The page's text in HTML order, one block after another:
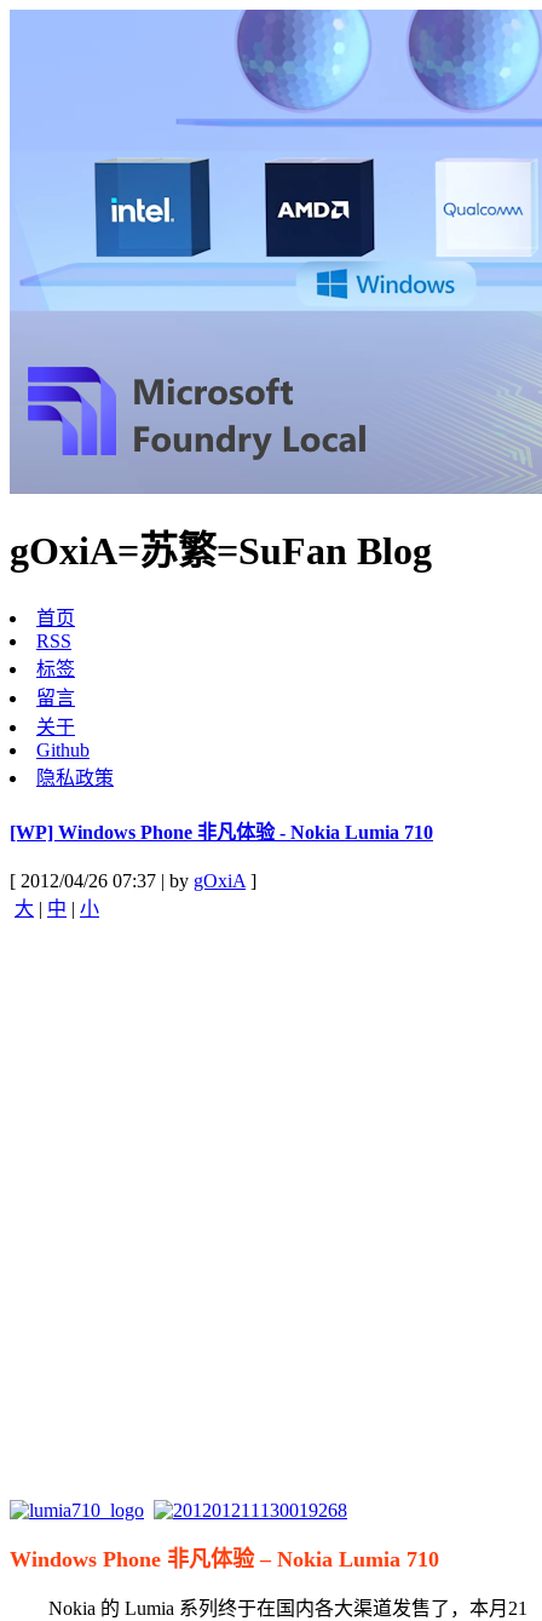
gOxiA=苏繁=SuFan Blog
首页
RSS
标签
留言
关于
Github
隐私政策
[WP] Windows Phone 非凡体验 - Nokia Lumia 710
[ 2012/04/26 07:37 | by gOxiA]
大 | 中 | 小
Windows Phone 非凡体验 – Nokia Lumia 710
Nokia 的 Lumia 系列终于在国内各大渠道发售了，本月21